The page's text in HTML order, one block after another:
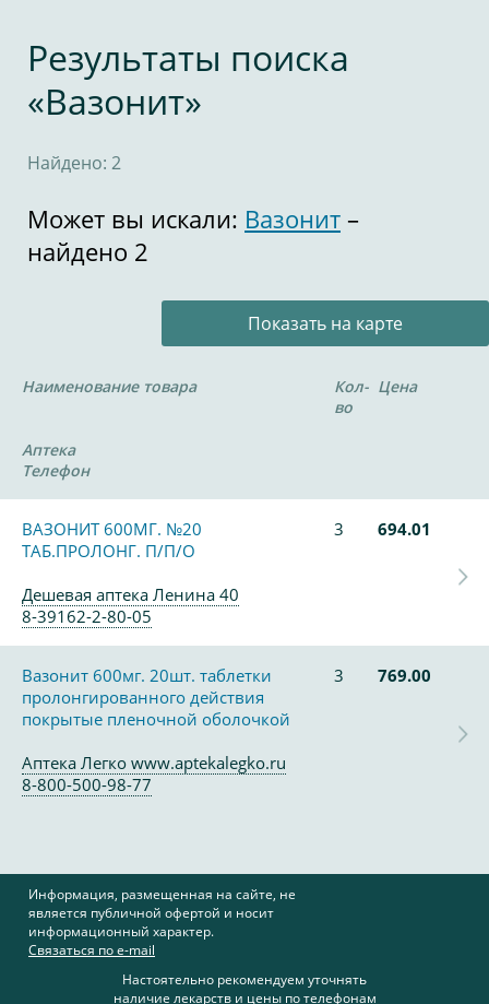
Результаты поиска
«Вазонит»
Найдено: 2
Может вы искали: Вазонит –
найдено 2
Показать на карте
Наименование товара
Кол-
во
Цена
Аптека
Телефон
ВАЗОНИТ 600МГ. №20
ТАБ.ПРОЛОНГ. П/П/О
3 694.01
Дешевая аптека Ленина 40
8-39162-2-80-05
Вазонит 600мг. 20шт. таблетки
пролонгированного действия
покрытые пленочной оболочкой
3 769.00
Аптека Легко www.aptekalegko.ru
8-800-500-98-77
Информация, размещенная на сайте, не
является публичной офертой и носит
информационный характер.
Связаться по e-mail
Настоятельно рекомендуем уточнять
наличие лекарств и цены по телефонам